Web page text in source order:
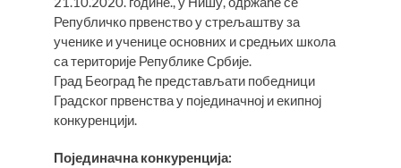
Републичко првенство у стрељаштву за
ученике и ученице основних и средњих школа
са територије Републике Србије.
Град Београд ће представљати победници
Градског првенства у појединачној и екипној
конкуренцији.
Појединачна конкуренција: